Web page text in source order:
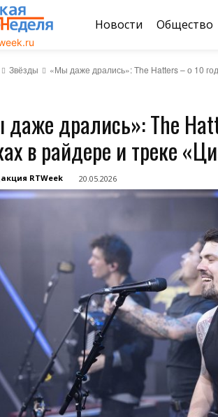
Новости Общество
Звёзды «Мы даже дрались»: The Hatters – о 10
дрались»: The
в райдере и треке
RTWeek 20.05.2026